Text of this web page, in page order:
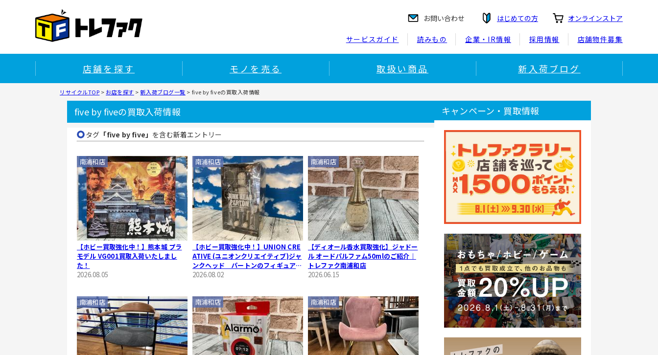
お問い合わせ はじめての方 オンラインストア
サービスガイド 読みもの 企業・IR情報 採用情報 店舗物件募集
店舗を探す モノを売る 取扱い商品 新入荷ブログ
リサイクルTOP > お店を探す >新入荷ブログ一覧 > five by fiveの買取入荷情報
five by fiveの買取入荷情報
タグ 「five by five」 を含む新着エントリー
【ホビー買取強化中！】熊本城 プラ
モデル VG001買取入荷いたしまし
た！
2026.08.05
南浦和店
【ホビー買取強化中！】UNION CRE
ATIVE (ユニオンクリエイティブ)ジャ
ンクヘッド パートンのフィギュア買
取入荷いたしました！
2026.08.02
南浦和店
【ディオール香水買取強化】ジャドー
ル オードパルファム50mlのご紹介｜
トレファク南浦和店
2026.06.15
南浦和店
南浦和店 南浦和店 南浦和店
キャンペーン・買取情報